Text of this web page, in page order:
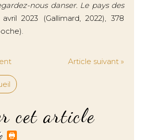
nous danser. Le pays des
2023 (Gallimard, 2022), 378
Article suivant »
cet article